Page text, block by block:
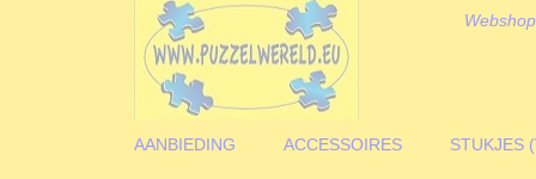
Webshop
AANBIEDING ACCESSOIRES STUKJES